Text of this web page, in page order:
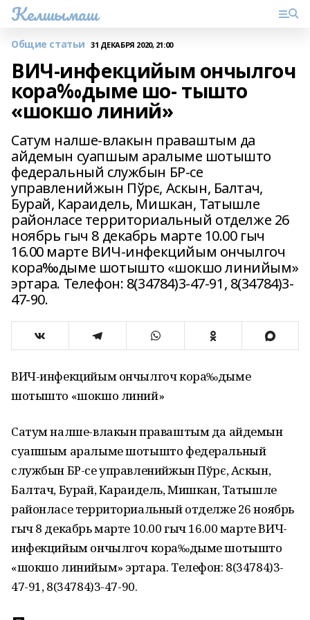
Келшымаш
Общие статьи 31 ДЕКАБРЯ 2020, 21:00
ВИЧ-инфекцийым ончылгоч
кора‰дыме шо- тышто
«шокшо линий»
Сатум налше-влакын праваштым да
айдемын суапшым аралыме шотышто
федеральный службын БР-се
управленийжын Пўрє, Аскын, Балтач,
Бурай, Караидель, Мишкан, Татышле
районласе территориальный отделже 26
ноябрь гыч 8 декабрь марте 10.00 гыч
16.00 марте ВИЧ-инфекцийым ончылгоч
кора‰дыме шотышто «шокшо линийым»
эртара. Телефон: 8(34784)3-47-91, 8(34784)3-
47-90.
ВИЧ-инфекцийым ончылгоч кора‰дыме
шотышто «шокшо линий»
Сатум налше-влакын праваштым да айдемын
суапшым аралыме шотышто федеральный
службын БР-се управленийжын Пўрє, Аскын,
Балтач, Бурай, Караидель, Мишкан, Татышле
районласе территориальный отделже 26 ноябрь
гыч 8 декабрь марте 10.00 гыч 16.00 марте ВИЧ-
инфекцийым ончылгоч кора‰дыме шотышто
«шокшо линийым» эртара. Телефон: 8(34784)3-
47-91, 8(34784)3-47-90.